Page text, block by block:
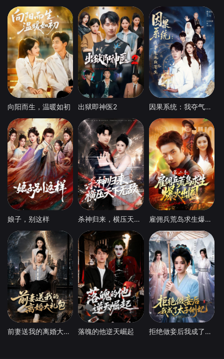
向阳而生，温暖如初 出狱即神医2 因果系统：我夺气运救苍生
娘子，别这样 杀神归来，横压天下无敌 雇佣兵荒岛求生爆火出圈第二季
前妻送我的离婚大礼包 落魄的他逆天崛起 拒绝做妾后我成了太子侧妃